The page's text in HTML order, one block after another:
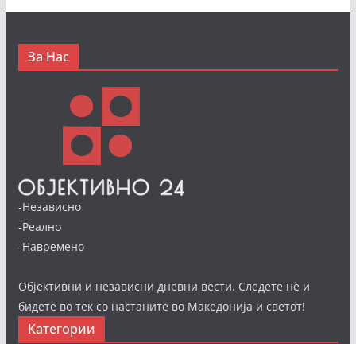
За Нас
-Независно
-Реално
-Навремено
Објективни и независни дневни вести. Следете нè и
бидете во тек со настаните во Македонија и светот!
Категории